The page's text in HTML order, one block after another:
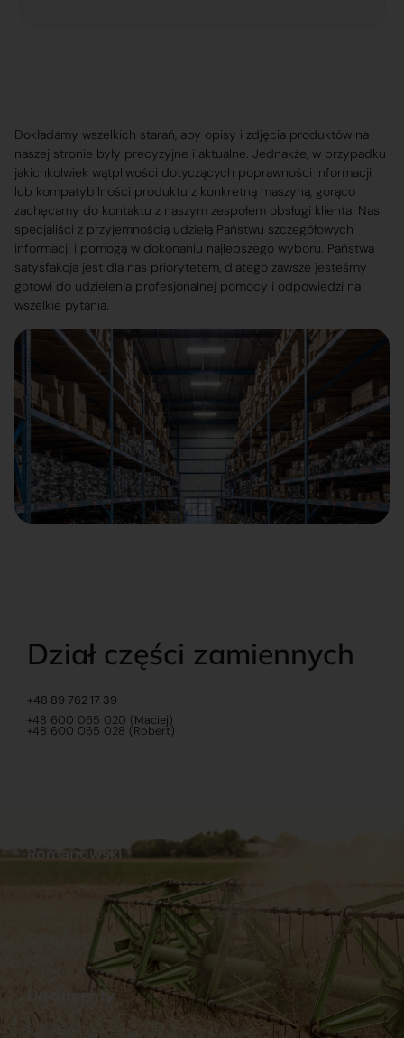
Dokładamy wszelkich starań, aby opisy i zdjęcia produktów na
naszej stronie były precyzyjne i aktualne. Jednakże, w przypadku
jakichkolwiek wątpliwości dotyczących poprawności informacji
lub kompatybilności produktu z konkretną maszyną, gorąco
zachęcamy do kontaktu z naszym zespołem obsługi klienta. Nasi
specjaliści z przyjemnością udzielą Państwu szczegółowych
informacji i pomogą w dokonaniu najlepszego wyboru. Państwa
satysfakcja jest dla nas priorytetem, dlatego zawsze jesteśmy
gotowi do udzielenia profesjonalnej pomocy i odpowiedzi na
wszelkie pytania.
Dział części zamiennych
+48 89 762 17 39
+48 600 065 020 (Maciej)
+48 600 065 028 (Robert)
Dokumenty
Regulamin Dostawy
Romanowski
Sklep internetowy
Praca
Ubezpieczenia